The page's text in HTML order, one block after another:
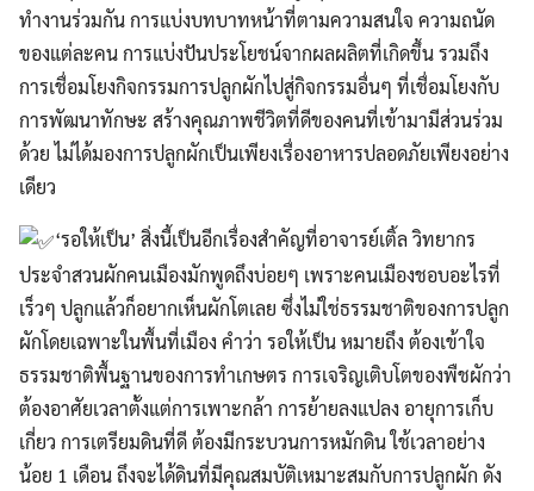
Search
for:
Search
ทำงานร่วมกัน การแบ่งบทบาทหน้าที่ตามความสนใจ ความถนัด
ของแต่ละคน การแบ่งปันประโยชน์จากผลผลิตที่เกิดขึ้น รวมถึง
การเชื่อมโยงกิจกรรมการปลูกผักไปสู่กิจกรรมอื่นๆ ที่เชื่อมโยงกับ
การพัฒนาทักษะ สร้างคุณภาพชีวิตที่ดีของคนที่เข้ามามีส่วนร่วม
ด้วย ไม่ได้มองการปลูกผักเป็นเพียงเรื่องอาหารปลอดภัยเพียงอย่าง
เดียว
‘รอให้เป็น’ สิ่งนี้เป็นอีกเรื่องสำคัญที่อาจารย์เติ้ล วิทยากร
ประจำสวนผักคนเมืองมักพูดถึงบ่อยๆ เพราะคนเมืองชอบอะไรที่
เร็วๆ ปลูกแล้วก็อยากเห็นผักโตเลย ซึ่งไม่ใช่ธรรมชาติของการปลูก
ผักโดยเฉพาะในพื้นที่เมือง คำว่า รอให้เป็น หมายถึง ต้องเข้าใจ
ธรรมชาติพื้นฐานของการทำเกษตร การเจริญเติบโตของพืชผักว่า
ต้องอาศัยเวลาตั้งแต่การเพาะกล้า การย้ายลงแปลง อายุการเก็บ
เกี่ยว การเตรียมดินที่ดี ต้องมีกระบวนการหมักดิน ใช้เวลาอย่าง
น้อย 1 เดือน ถึงจะได้ดินที่มีคุณสมบัติเหมาะสมกับการปลูกผัก ดัง